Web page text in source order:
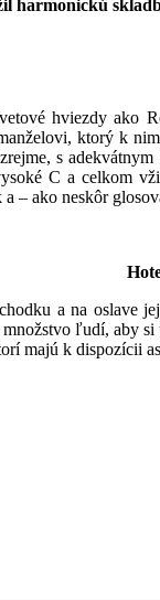
hviezdy
ktorý k
s
C a celkom
– ako neskôr
a na
ľudí, aby
majú k dispozícii